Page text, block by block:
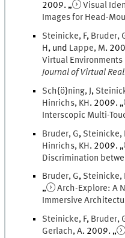
2009. „
Visual
Images for Head-
Steinicke, F, Bruder,
H , und Lappe, M.
Virtual
Journal of Virtual
Sch{ö}ning, ,
Hinrichs, KH . 2009. „
Interscopic Multi-
Bruder, G, Steinicke,
Hinrichs, KH . 2009. „
Discrimination
Bruder, G, Steinicke,
„
Arch-Explore: A
Immersive
Steinicke, F, Bruder,
Gerlach,A. 2009. „